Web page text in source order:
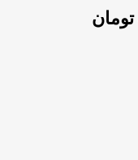
تومان